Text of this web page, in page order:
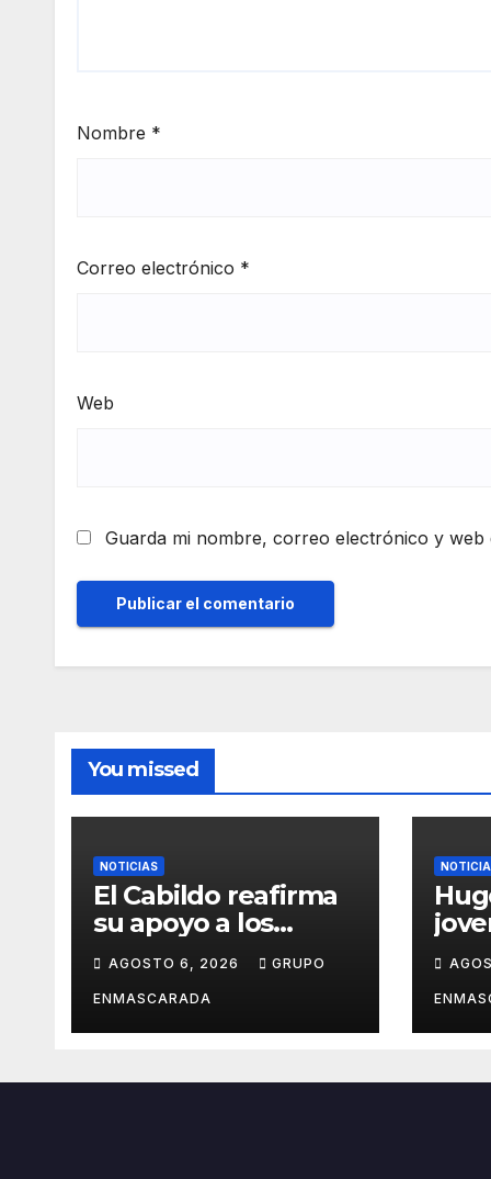
Nombre *
Correo electrónico *
Web
Guarda mi nombre, correo electrónico y
You missed
NOTICIAS
El Cabildo reafirma
su apoyo a los
diseñadores del
Carnaval de
Tenerife
AGOSTO 6, 2026 GRUPO
ENMASCARADA
por